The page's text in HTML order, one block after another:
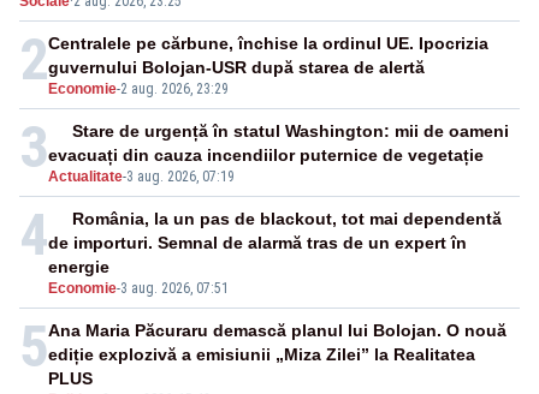
2 Economie-2 aug. 2026, 23:29
Centralele pe cărbune, închise la ordinul UE. Ipocrizia
guvernului Bolojan-USR după starea de alertă
3Actualitate-3 aug. 2026, 07:19
Stare de urgență în statul Washington: mii de oameni
evacuați din cauza incendiilor puternice de vegetație
4
Economie-3 aug. 2026, 07:51
România, la un pas de blackout, tot mai dependentă
de importuri. Semnal de alarmă tras de un expert în
energie
5Ana Maria Păcuraru demască planul lui Bolojan. O nouă
ediție explozivă a emisiunii „Miza Zilei” la Realitatea
PLUS